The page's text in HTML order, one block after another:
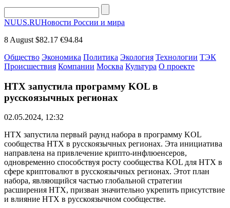
NUUS.RUНовости России и мира
8 August $82.17 €94.84
Общество Экономика Политика Экология Технологии ТЭК
Происшествия Компании Москва Культура О проекте
HTX запустила программу KOL в
русскоязычных регионах
02.05.2024, 12:32
HTX запустила первый раунд набора в программу KOL
сообщества HTX в русскоязычных регионах. Эта инициатива
направлена на привлечение крипто-инфлюенсеров,
одновременно способствуя росту сообщества KOL для HTX в
сфере криптовалют в русскоязычных регионах. Этот план
набора, являющийся частью глобальной стратегии
расширения HTX, призван значительно укрепить присутствие
и влияние HTX в русскоязычном сообществе.